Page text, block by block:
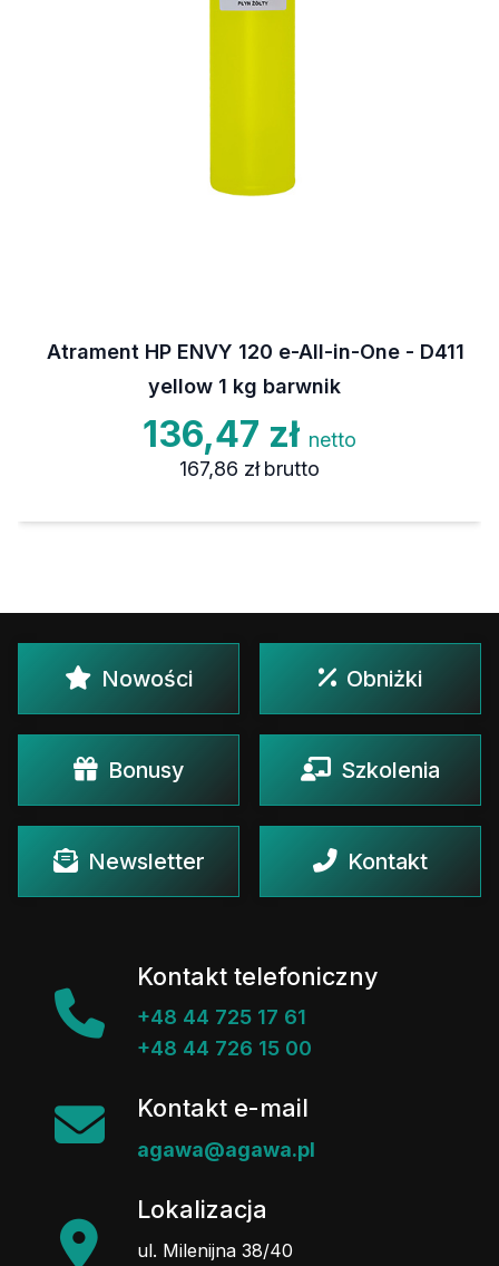
Atrament HP ENVY 120 e-All-in-One - D411
yellow 1 kg barwnik
136,47 zł netto
167,86 zł brutto
Nowości Obniżki
Bonusy Szkolenia
Newsletter Kontakt
Kontakt telefoniczny
+48 44 725 17 61
+48 44 726 15 00
Kontakt e-mail
agawa@agawa.pl
Lokalizacja
ul. Milenijna 38/40